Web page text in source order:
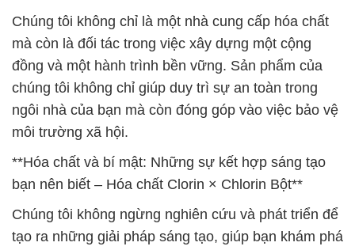
Chúng tôi không chỉ là một nhà cung cấp hóa chất
mà còn là đối tác trong việc xây dựng một cộng
đồng và một hành trình bền vững. Sản phẩm của
chúng tôi không chỉ giúp duy trì sự an toàn trong
ngôi nhà của bạn mà còn đóng góp vào việc bảo vệ
môi trường xã hội.
**Hóa chất và bí mật: Những sự kết hợp sáng tạo
bạn nên biết – Hóa chất Clorin × Chlorin Bột**
Chúng tôi không ngừng nghiên cứu và phát triển để
tạo ra những giải pháp sáng tạo, giúp bạn khám phá